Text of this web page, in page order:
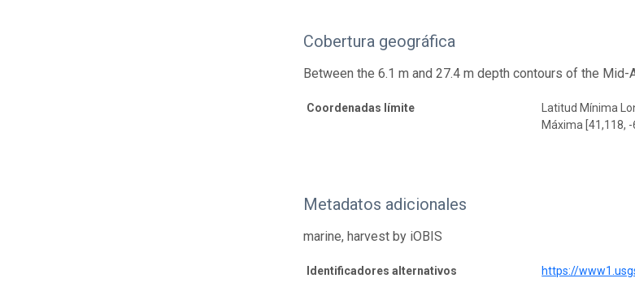
Cobertura geográfica
Between the 6.1 m and 27.4 m depth contours of the
Coordenadas límite
Latitud Mínima
Máxima [41,118, -
Metadatos adicionales
marine, harvest by iOBIS
Identificadores alternativos https://